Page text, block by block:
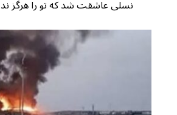
نسلی عاشقت شد که تو را هرگز